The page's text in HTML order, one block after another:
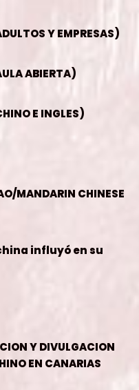
Y EMPRESAS)
ABIERTA)
E INGLES)
MANDARIN CHINESE
influyó en su
Y DIVULGACION
EN CANARIAS